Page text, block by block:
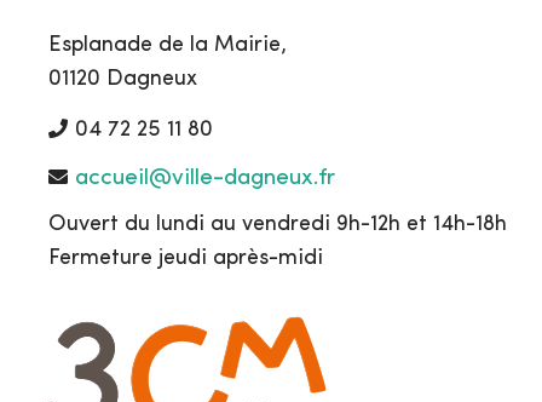
Esplanade de la Mairie,
01120 Dagneux
04 72 25 11 80
accueil@ville-dagneux.fr
Ouvert du lundi au vendredi 9h-12h et 14h-18h
Fermeture jeudi après-midi